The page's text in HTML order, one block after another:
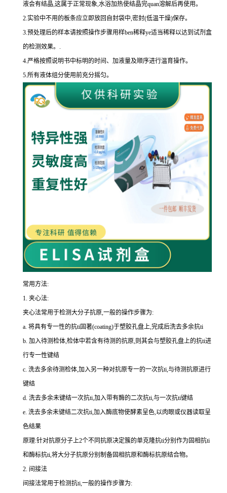
液会有结晶,这属于正常现象,水浴加热使结晶完quan溶解后再使用。
2.实验中不用的板条应立即放回自封袋中,密封(低温干燥)保存。
3.预处理后的样本请按照操作步骤用样ben稀释ye适当稀释以达到试剂盒
的检测效果。 .
4.严格按照说明书中标明的时间、加液量及顺序进行温育操作。
5.所有液体组分使用前充分摇匀。
常用方法:
1. 夹心法:
夹心法常用于检测大分子抗原,一般的操作步骤为:
a. 将具有专一性的抗ti固著(coating)于塑胶孔盘上,完成后洗去多余抗ti
b. 加入待测检体,检体中若含有待测的抗原,则其会与塑胶孔盘上的抗ti进
行专一性键结
c. 洗去多余待测检体,加入另一种对抗原专一的一次抗ti,与待测抗原进行
键结
d. 洗去多余未键结一次抗ti,加入带有酶的二次抗ti,与一次抗ti键结
e. 洗去多余未键结二次抗ti,加入酶底物使酵素呈色,以肉眼或仪器读取呈
色结果
原理:针对抗原分子上2个不同抗原决定簇的单克隆抗ti分别作为固相抗ti
和酶标抗ti,将大分子抗原分别制备固相抗原和酶标抗原结合物。
2. 间接法
间接法常用于检测抗ti,一般的操作步骤为: